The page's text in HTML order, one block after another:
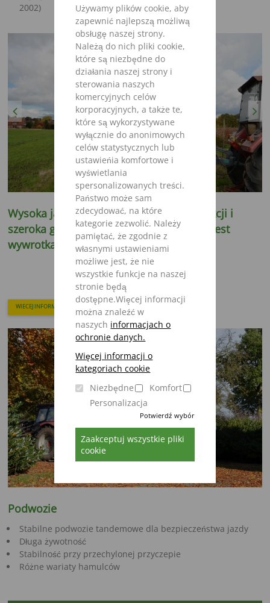
Używamy plików cookie, aby
zapewnić najlepszą możliwą
obsługę naszej strony.
Należą do nich pliki cookie,
które są niezbędne do
działania naszej strony i
sterowania naszych
komercyjnych celów
korporacyjnych, a także te,
które są wykorzystywane
wyłącznie do anonimowych
celów statystycznych lub
ustawieńia komfortowe i
wyświetlania
spersonalizowanych treści.
Państwo może sam
zdecydować, na które
kategorie zezwolić. Należy
pamiętać, że zgodnie z
własnymi ustawieniami
możliwe jest, że nie
wszystkie funkcje na naszej
stronie będą
dostępne.Więcej informacji
można znaleźć w
naszych informacjach o
ochronie danych.
Więcej informacji o
kategoriach cookie
Niezbędne
Komfort
Personalizacja
Potwierdź wybór
Zaakceptuj wszystkie pliki
cookie
2002)
Previous
Wysoka jakość przy zmienności konstrukcji i
szeroka gama wyposażenia - to właśnie jest ​​
wywrotka firmy Strautmann.
WIECEJ INFORMACJI
Podwozie
Stabilne podwozie tandemowe dla bezpieczeństwa jazdy
Długa żywotność
Stabilność przy przechylonej przyczepie
Różne wariaty hamulców